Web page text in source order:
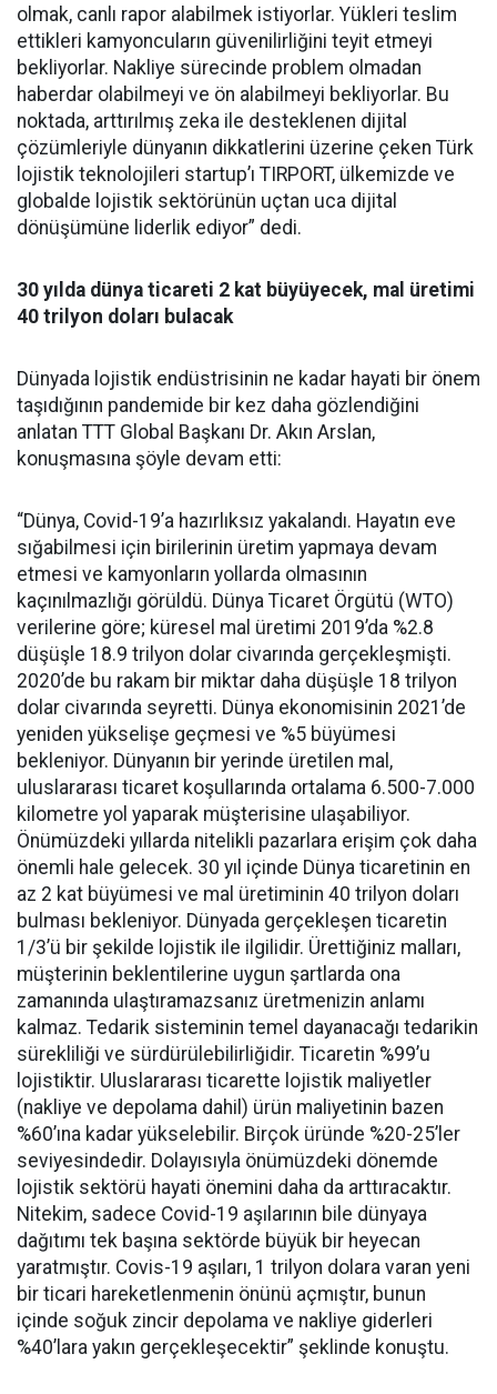
olmak, canlı rapor alabilmek istiyorlar. Yükleri teslim
ettikleri kamyoncuların güvenilirliğini teyit etmeyi
bekliyorlar. Nakliye sürecinde problem olmadan
haberdar olabilmeyi ve ön alabilmeyi bekliyorlar. Bu
noktada, arttırılmış zeka ile desteklenen dijital
çözümleriyle dünyanın dikkatlerini üzerine çeken Türk
lojistik teknolojileri startup’ı TIRPORT, ülkemizde ve
globalde lojistik sektörünün uçtan uca dijital
dönüşümüne liderlik ediyor” dedi.
30 yılda dünya ticareti 2 kat büyüyecek, mal üretimi
40 trilyon doları bulacak
Dünyada lojistik endüstrisinin ne kadar hayati bir önem
taşıdığının pandemide bir kez daha gözlendiğini
anlatan TTT Global Başkanı Dr. Akın Arslan,
konuşmasına şöyle devam etti:
“Dünya, Covid-19’a hazırlıksız yakalandı. Hayatın eve
sığabilmesi için birilerinin üretim yapmaya devam
etmesi ve kamyonların yollarda olmasının
kaçınılmazlığı görüldü. Dünya Ticaret Örgütü (WTO)
verilerine göre; küresel mal üretimi 2019’da %2.8
düşüşle 18.9 trilyon dolar civarında gerçekleşmişti.
2020’de bu rakam bir miktar daha düşüşle 18 trilyon
dolar civarında seyretti. Dünya ekonomisinin 2021’de
yeniden yükselişe geçmesi ve %5 büyümesi
bekleniyor. Dünyanın bir yerinde üretilen mal,
uluslararası ticaret koşullarında ortalama 6.500-7.000
kilometre yol yaparak müşterisine ulaşabiliyor.
Önümüzdeki yıllarda nitelikli pazarlara erişim çok daha
önemli hale gelecek. 30 yıl içinde Dünya ticaretinin en
az 2 kat büyümesi ve mal üretiminin 40 trilyon doları
bulması bekleniyor. Dünyada gerçekleşen ticaretin
1/3’ü bir şekilde lojistik ile ilgilidir. Ürettiğiniz malları,
müşterinin beklentilerine uygun şartlarda ona
zamanında ulaştıramazsanız üretmenizin anlamı
kalmaz. Tedarik sisteminin temel dayanacağı tedarikin
sürekliliği ve sürdürülebilirliğidir. Ticaretin %99’u
lojistiktir. Uluslararası ticarette lojistik maliyetler
(nakliye ve depolama dahil) ürün maliyetinin bazen
%60’ına kadar yükselebilir. Birçok üründe %20-25’ler
seviyesindedir. Dolayısıyla önümüzdeki dönemde
lojistik sektörü hayati önemini daha da arttıracaktır.
Nitekim, sadece Covid-19 aşılarının bile dünyaya
dağıtımı tek başına sektörde büyük bir heyecan
yaratmıştır. Covis-19 aşıları, 1 trilyon dolara varan yeni
bir ticari hareketlenmenin önünü açmıştır, bunun
içinde soğuk zincir depolama ve nakliye giderleri
%40’lara yakın gerçekleşecektir” şeklinde konuştu.